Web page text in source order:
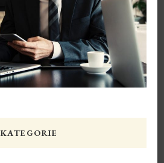
KATEGORIE